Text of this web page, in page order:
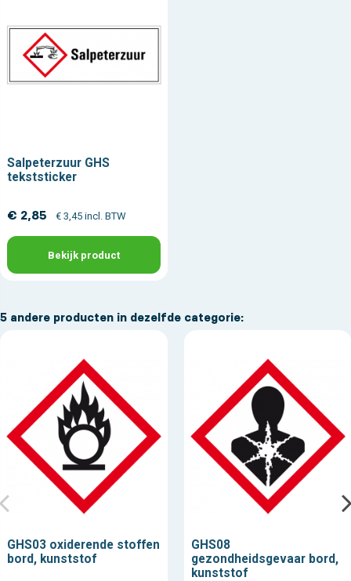
Salpeterzuur GHS
tekststicker
€ 2,85 € 3,45 incl. BTW
Bekijk product
5 andere producten in dezelfde categorie:
GHS03 oxiderende stoffen
bord, kunststof
GHS08
gezondheidsgevaar bord,
kunststof